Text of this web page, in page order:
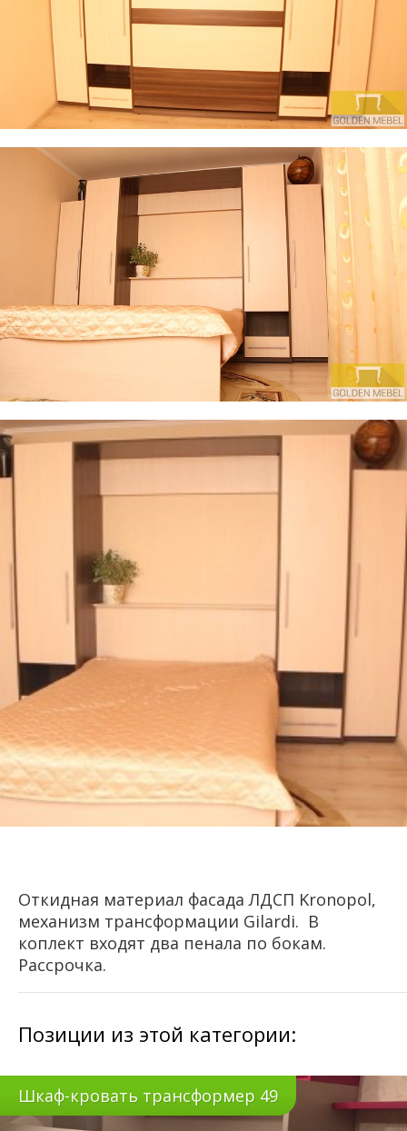
Откидная материал фасада ЛДСП Kronopol,
механизм трансформации Gilardi. В
коплект входят два пенала по бокам.
Рассрочка.
Позиции из этой категории:
Шкаф-кровать трансформер 49